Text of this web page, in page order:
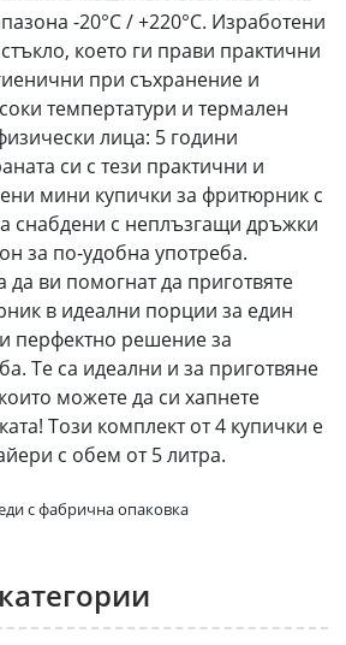
-20°C / +220°C. Изработени
което ги прави практични
при съхранение и
темпертатури и термален
лица: 5 години
си с тези практични и
мини купички за фритюрник с
снабдени с неплъзгащи дръжки
за по-удобна употреба.
да ви помогнат да приготвяте
в идеални порции за един
перфектно решение за
Те са идеални и за приготвяне
можете да си хапнете
Този комплект от 4 купички е
с обем от 5 литра.
с фабрична опаковка